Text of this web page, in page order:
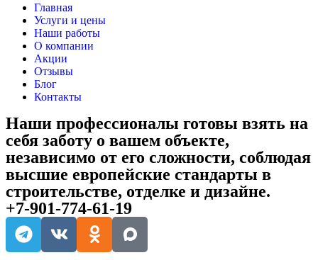
Главная
Услуги и цены
Наши работы
О компании
Акции
Отзывы
Блог
Контакты
Наши профессионалы готовы взять на
себя заботу о вашем объекте,
независимо от его сложности, соблюдая
высшие европейские стандарты в
строительстве, отделке и дизайне.
+7-901-774-61-19